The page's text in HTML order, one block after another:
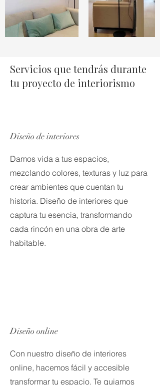
Servicios que tendrás durante
tu proyecto de interiorismo
Diseño de interiores
Damos vida a tus espacios,
mezclando colores, texturas y luz para
crear ambientes que cuentan tu
historia. Diseño de interiores que
captura tu esencia, transformando
cada rincón en una obra de arte
habitable.
Diseño online
Con nuestro diseño de interiores
online, hacemos fácil y accesible
transformar tu espacio. Te guiamos